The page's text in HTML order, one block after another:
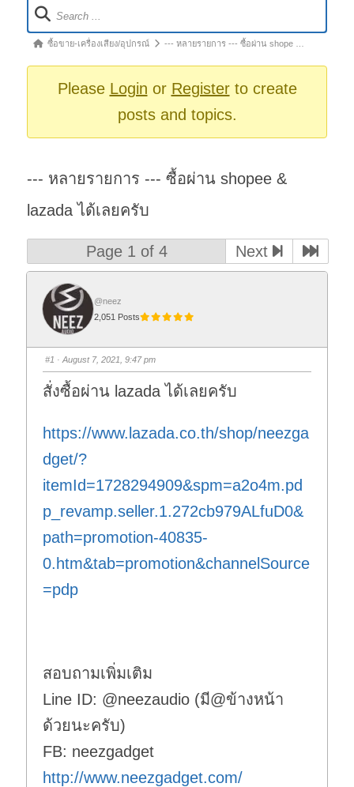
Forum
Navigation
Forumซื้อขาย-เครื่องเสียง/อุปกรณ์ --- หลายรายการ --- ซื้อผ่าน shope …
Please Login or Registerto create
posts and topics.
--- หลายรายการ --- ซื้อผ่าน shopee &
lazada ได้เลยครับ
Page 1 of 4 Next
@neez
2,051 Posts
#1 · August 7, 2021, 9:47 pm
สั่งซื้อผ่าน lazada ได้เลยครับ
https://www.lazada.co.th/shop/neezga
dget/?
itemId=1728294909&spm=a2o4m.pd
p_revamp.seller.1.272cb979ALfuD0&
path=promotion-40835-
0.htm&tab=promotion&channelSource
=pdp
สอบถามเพิ่มเติม
Line ID: @neezaudio (มี@ข้างหน้า
ด้วยนะครับ)
FB: neezgadget
http://www.neezgadget.com/